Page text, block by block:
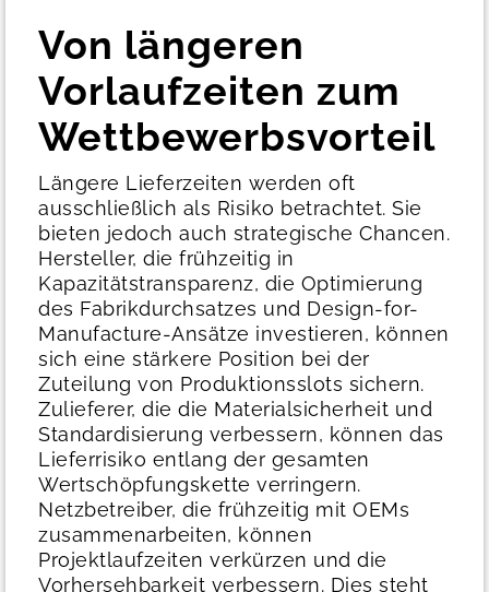
Von längeren
Vorlaufzeiten zum
Wettbewerbsvorteil
Längere Lieferzeiten werden oft
ausschließlich als Risiko betrachtet. Sie
bieten jedoch auch strategische Chancen.
Hersteller, die frühzeitig in
Kapazitätstransparenz, die Optimierung
des Fabrikdurchsatzes und Design-for-
Manufacture-Ansätze investieren, können
sich eine stärkere Position bei der
Zuteilung von Produktionsslots sichern.
Zulieferer, die die Materialsicherheit und
Standardisierung verbessern, können das
Lieferrisiko entlang der gesamten
Wertschöpfungskette verringern.
Netzbetreiber, die frühzeitig mit OEMs
zusammenarbeiten, können
Projektlaufzeiten verkürzen und die
Vorhersehbarkeit verbessern. Dies steht